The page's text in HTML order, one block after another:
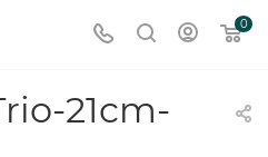
0
21cm-